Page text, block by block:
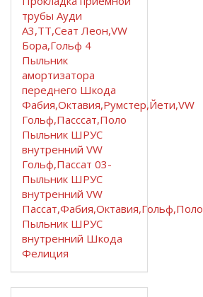
трубы Ауди
А3,ТТ,Сеат Леон,VW
Бора,Гольф 4
Пыльник
амортизатора
переднего Шкода
Фабия,Октавия,Румстер,Йети,VW
Гольф,Пасссат,Поло
Пыльник ШРУС
внутренний VW
Гольф,Пассат 03-
Пыльник ШРУС
внутренний VW
Пассат,Фабия,Октавия,Гольф,Поло
Пыльник ШРУС
внутренний Шкода
Фелиция